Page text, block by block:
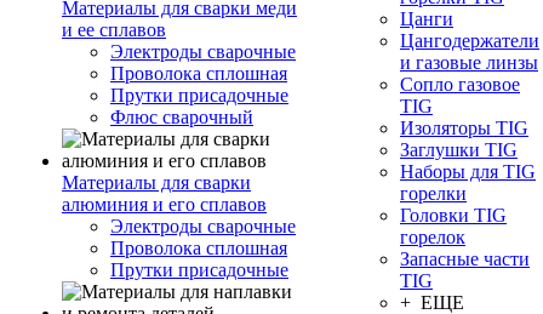
Материалы для сварки меди
и ее сплавов
Электроды сварочные
Проволока сплошная
Прутки присадочные
Флюс сварочный
Материалы для сварки
алюминия и его сплавов
Электроды сварочные
Проволока сплошная
Прутки присадочные
Цанги
Цангодержатели
и газовые линзы
Сопло газовое
TIG
Изоляторы TIG
Заглушки TIG
Наборы для TIG
горелки
Головки TIG
горелок
Запасные части
TIG
+ ЕЩЕ